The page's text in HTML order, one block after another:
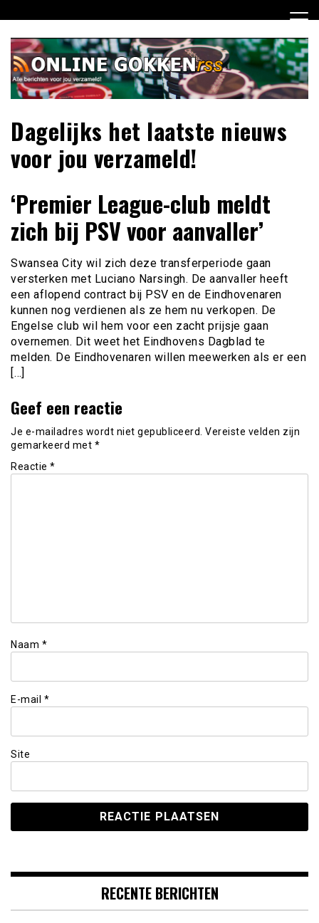
naar
inhoud
Dagelijks het laatste nieuws
voor jou verzameld!
‘Premier League-club meldt
zich bij PSV voor aanvaller’
Swansea City wil zich deze transferperiode gaan
versterken met Luciano Narsingh. De aanvaller heeft
een aflopend contract bij PSV en de Eindhovenaren
kunnen nog verdienen als ze hem nu verkopen. De
Engelse club wil hem voor een zacht prijsje gaan
overnemen. Dit weet het Eindhovens Dagblad te
melden. De Eindhovenaren willen meewerken als er een
[…]
Geef een reactie
Je e-mailadres wordt niet gepubliceerd. Vereiste velden zijn
gemarkeerd met *
Reactie *
Naam *
E-mail *
Site
RECENTE BERICHTEN